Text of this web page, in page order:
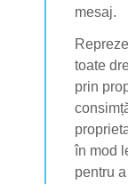
mesaj.
toate
prin
în mod
pentru